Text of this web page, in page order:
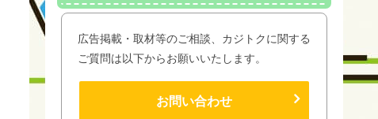
広告掲載・取材等のご相談、カジトクに関する
ご質問は以下からお願いいたします。
お問い合わせ